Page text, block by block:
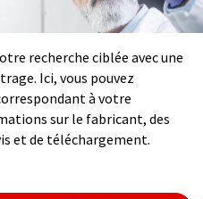
recherche ciblée avec une
Ici, vous pouvez
à votre
sur le fabricant, des
et de téléchargement.